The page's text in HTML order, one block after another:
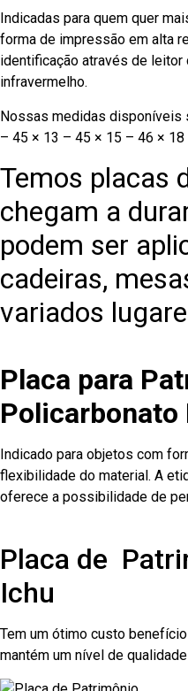
Indicadas para quem quer
forma de impressão em alta
identificação através de leitor
infravermelho.
Nossas medidas disponíveis
– 45 × 13 – 45 × 15 – 46 ×
Temos placas
chegam a
podem ser
cadeiras,
variados
Placa para
Policarbonato
Indicado para objetos com
flexibilidade do material. A
oferece a possibilidade de
Placa de
Ichu
Tem um ótimo custo
mantém um nível de